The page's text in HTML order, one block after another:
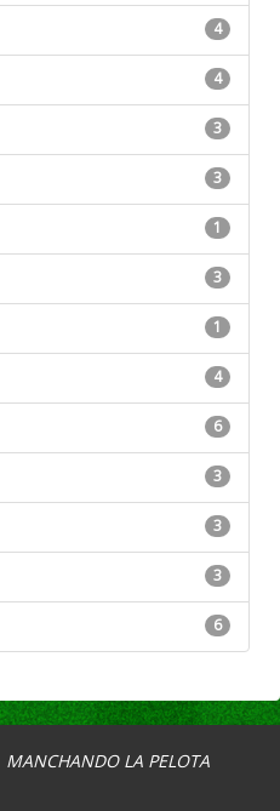
4
4
3
3
1
3
1
4
6
3
3
3
6
MANCHANDO LA PELOTA